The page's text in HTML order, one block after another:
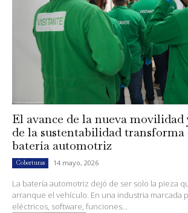
El avance de la nueva movilidad
de la sustentabilidad transforma
batería automotriz
Coberturas 14 mayo, 2026
La batería automotriz dejó de ser solo la pieza
arranque el vehículo. En una industria marcada
eléctricos, software, funciones...